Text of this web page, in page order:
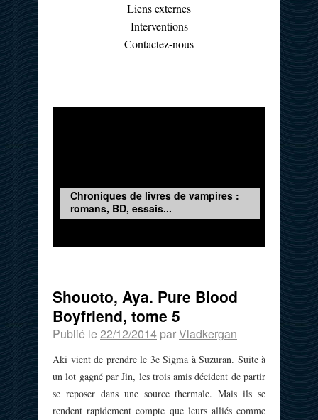
Liens externes
Interventions
Contactez-nous
Chroniques de livres de vampires :
romans, BD, essais...
Shouoto, Aya. Pure Blood
Boyfriend, tome 5
Publié le 22/12/2014 parVladkergan
Aki vient de prendre le 3e Sigma à Suzuran. Suite à
un lot gagné par Jin, les trois amis décident de partir
se reposer dans une source thermale. Mais ils se
rendent rapidement compte que leurs alliés comme